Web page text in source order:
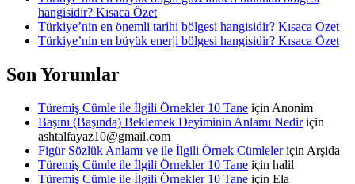
hangisidir? Kısaca Özet
Türkiye’nin en önemli tarihi bölgesi hangisidir? Kısaca Özet
Türkiye’nin en büyük enerji bölgesi hangisidir? Kısaca Özet
Son Yorumlar
Türemiş Cümle ile İlgili Örnekler 10 Tane için Anonim
Başını (Başında) Beklemek Deyiminin Anlamı Nediriçin
ashtalfayaz10@gmail.com
Figür Sözlük Anlamı ve ile İlgili Örnek Cümleleriçin Arşida
Türemiş Cümle ile İlgili Örnekler 10 Tane için halil
Türemiş Cümle ile İlgili Örnekler 10 Tane için Ela